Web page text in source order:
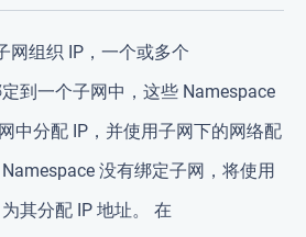
网组织 IP，一个或多个
到一个子网中，这些 Namespace
中分配 IP，并使用子网下的网络配
没有绑定子网，将使用
其分配 IP 地址。 在